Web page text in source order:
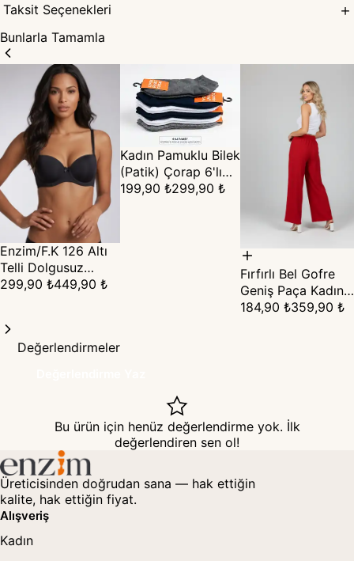
Taksit Seçenekleri
Bunlarla Tamamla
Enzim/F.K 126 Altı
Telli Dolgusuz
Straplez Sütyen –
299,90 ₺449,90 ₺
Kadın Pamuklu Bilek
(Patik) Çorap 6'lı
Set (36-40)
199,90 ₺299,90 ₺
Fırfırlı Bel Gofre
Geniş Paça Kadın
Pantolon
184,90 ₺359,90 ₺
Değerlendirmeler
Bu ürün için henüz değerlendirme yok. İlk
değerlendiren sen ol!
Üreticisinden doğrudan sana — hak ettiğin
kalite, hak ettiğin fiyat.
Alışveriş
Kadın